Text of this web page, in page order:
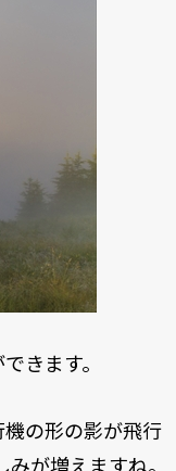
きます。
の形の影が飛行
が増えますね。